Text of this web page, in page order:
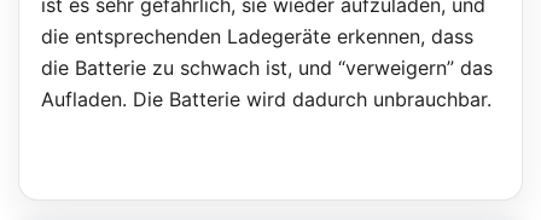
die entsprechenden Ladegeräte erkennen, dass
die Batterie zu schwach ist, und “verweigern” das
Aufladen. Die Batterie wird dadurch unbrauchbar.